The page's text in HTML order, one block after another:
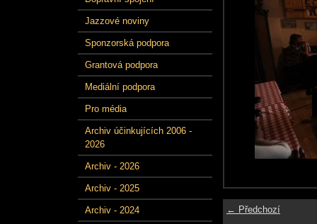
Jazzové noviny
Sponzorská podpora
Grantová podpora
Mediální podpora
Pro média
Archiv účinkujících 2006 -
2026
Archiv - 2026
Archiv - 2025
Archiv - 2024
← Předchozí